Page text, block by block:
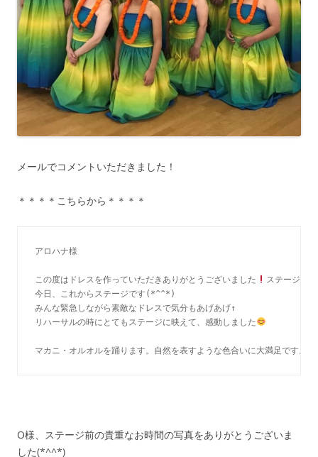
メールでコメントいただきました！
＊＊＊＊こちらから＊＊＊＊
アロハナ様
この度はドレスを作っていただきありがとうございました
ステージ前
今日、これからステージです(*^^*)
みんな緊急しながら素敵なドレスで気分もあげあげ↑
リハーサルの時にとてもステージに映えて、感動しました
マカニ・オルオルを踊ります。自然を表すような色合いに大満足です
O様、ステージ前の貴重なお時間の写真をありがとうございま
した(*^^*)